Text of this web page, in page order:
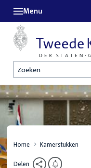
Zoeken
Menu
Home Kamerstukken
Delen